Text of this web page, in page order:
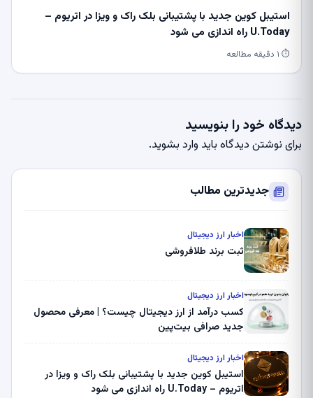
استیبل کوین جدید با پشتیبانی بلک راک و ویزا در اتریوم –
U.Today راه اندازی می شود
⏱ ۱ دقیقه مطالعه
دیدگاه خود را بنویسید
برای نوشتن دیدگاه باید وارد بشوید.
جدیدترین مطالب
اخبار ارز دیجیتال
ثبت برند طلافروشی
اخبار ارز دیجیتال
کسب درآمد از ارز دیجیتال چیست؟ | معرفی محصول
جدید صرافی بیت‌پین
اخبار ارز دیجیتال
استیبل کوین جدید با پشتیبانی بلک راک و ویزا در
اتریوم – U.Today راه اندازی می شود